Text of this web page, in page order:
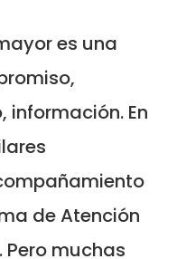
es una
información. En
de Atención
muchas